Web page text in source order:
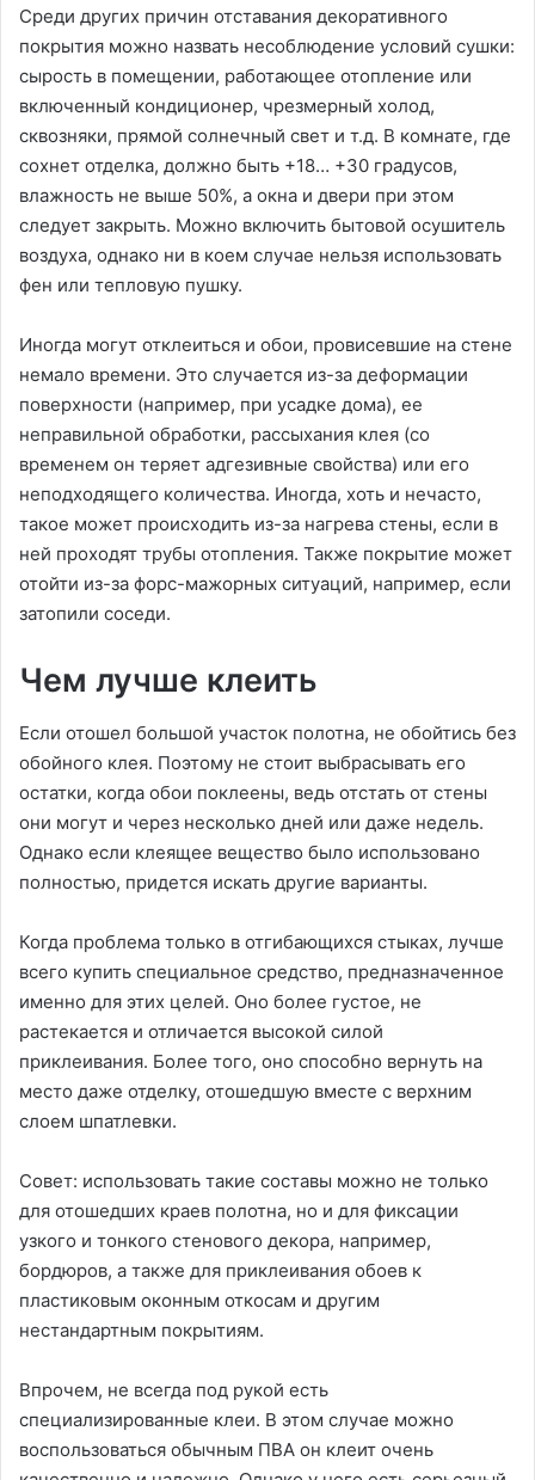
Среди других причин отставания декоративного
покрытия можно назвать несоблюдение условий сушки:
сырость в помещении, работающее отопление или
включенный кондиционер, чрезмерный холод,
сквозняки, прямой солнечный свет и т.д. В комнате, где
сохнет отделка, должно быть +18… +30 градусов,
влажность не выше 50%, а окна и двери при этом
следует закрыть. Можно включить бытовой осушитель
воздуха, однако ни в коем случае нельзя использовать
фен или тепловую пушку.
Иногда могут отклеиться и обои, провисевшие на стене
немало времени. Это случается из-за деформации
поверхности (например, при усадке дома), ее
неправильной обработки, рассыхания клея (со
временем он теряет адгезивные свойства) или его
неподходящего количества. Иногда, хоть и нечасто,
такое может происходить из-за нагрева стены, если в
ней проходят трубы отопления. Также покрытие может
отойти из-за форс-мажорных ситуаций, например, если
затопили соседи.
Чем лучше клеить
Если отошел большой участок полотна, не обойтись без
обойного клея. Поэтому не стоит выбрасывать его
остатки, когда обои поклеены, ведь отстать от стены
они могут и через несколько дней или даже недель.
Однако если клеящее вещество было использовано
полностью, придется искать другие варианты.
Когда проблема только в отгибающихся стыках, лучше
всего купить специальное средство, предназначенное
именно для этих целей. Оно более густое, не
растекается и отличается высокой силой
приклеивания. Более того, оно способно вернуть на
место даже отделку, отошедшую вместе с верхним
слоем шпатлевки.
Совет: использовать такие составы можно не только
для отошедших краев полотна, но и для фиксации
узкого и тонкого стенового декора, например,
бордюров, а также для приклеивания обоев к
пластиковым оконным откосам и другим
нестандартным покрытиям.
Впрочем, не всегда под рукой есть
специализированные клеи. В этом случае можно
воспользоваться обычным ПВА он клеит очень